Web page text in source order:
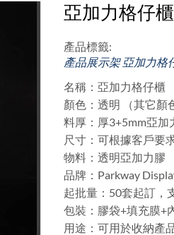
亞加力格仔櫃
產品標籤:
產品展示架 亞加力格
名稱：亞加力格仔櫃
顏色：透明 （其它顏
料厚：厚3+5mm亞加
尺寸：可根據客戶要
物料：透明亞加力膠
品牌：Parkway
起批量：50套起訂，
包裝：膠袋+填充膜+
用途：可用於收納產